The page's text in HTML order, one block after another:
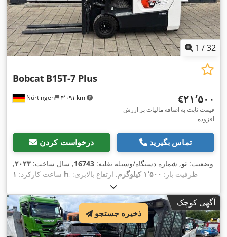
1 /32
Nürtingen ۴٬۰۹۱ km
Bobcat B15T-7 Plus
‎€۲۱٬۵۰۰
قیمت ثابت به اضافه مالیات بر ارزش
افزوده
درخواست کردن تماس بگیرید
وضعیت: نو, شماره دستگاه/وسیله نقلیه: 16743, سال ساخت: ۲۰۲۳,
ساعت کارکرد: ۱ h , ظرفیت بار: ۱٬۵۰۰ کیلوگرم
, ارتفاع بالابری:
۱٬۵۴۵ میلی‌متر
میلی‌متر, نوع سوخت:برقی, نوع دکل:تریپلکس, ارتفاع سازه:۲٬۱۳۰
میلی‌متر, ولتاژ باتری: ۴۸ V , طول شاخک‌ها:۱٬۲۰۰ میلی‌متر
, اندازه
لاستیک جلو:18x7-8 , سایز تایر عقب:15x4,5-8 , وزن کل:۳٬۱۴۰
کیلوگرم,
آگهی کوچک
ذخیره جستجو